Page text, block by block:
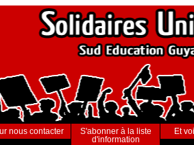
nous contacter
S'abonner à la liste
d'information
Et